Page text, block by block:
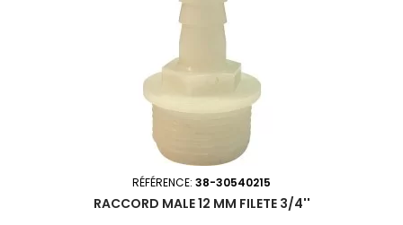
RÉFÉRENCE: 38-30540215
RACCORD MALE 12 MM FILETE 3/4''